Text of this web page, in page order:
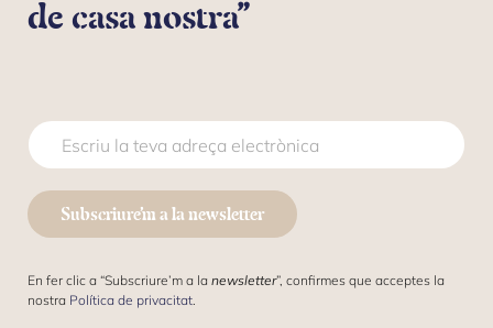
de casa nostra”
O
R
E
O
E
E
C
C
O
R
E
O
L
E
Subscriure’m a la newsletter
En fer clic a “Subscriure’m a la newsletter”, confirmes que acceptes la
nostra Política de privacitat.